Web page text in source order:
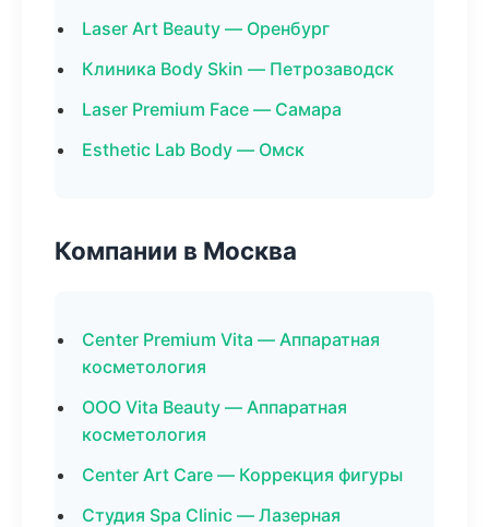
Laser Art Beauty — Оренбург
Клиника Body Skin — Петрозаводск
Laser Premium Face — Самара
Esthetic Lab Body — Омск
Компании в Москва
Center Premium Vita — Аппаратная
косметология
ООО Vita Beauty — Аппаратная
косметология
Center Art Care — Коррекция фигуры
Студия Spa Clinic — Лазерная